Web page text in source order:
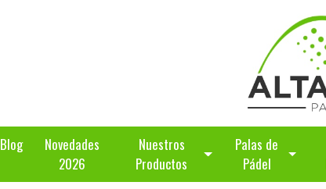
Blog
Novedades
2026
Nuestros
Productos
Palas de
Pádel